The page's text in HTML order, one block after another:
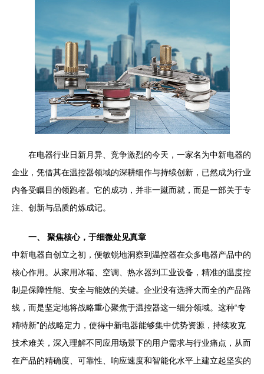
在电器行业日新月异、竞争激烈的今天，一家名为中新电器的
企业，凭借其在温控器领域的深耕细作与持续创新，已然成为行业
内备受瞩目的领跑者。它的成功，并非一蹴而就，而是一部关于专
注、创新与品质的炼成记。
一、 聚焦核心，于细微处见真章
中新电器自创立之初，便敏锐地洞察到温控器在众多电器产品中的
核心作用。从家用冰箱、空调、热水器到工业设备，精准的温度控
制是保障性能、安全与能效的关键。企业没有选择大而全的产品路
线，而是坚定地将战略重心聚焦于温控器这一细分领域。这种“专
精特新”的战略定力，使得中新电器能够集中优势资源，持续攻克
技术难关，深入理解不同应用场景下的用户需求与行业痛点，从而
在产品的精确度、可靠性、响应速度和智能化水平上建立起坚实的